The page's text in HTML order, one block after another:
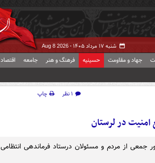
شنبه ۱۷ مرداد ۱۴۰۵ - Aug 8 2026
جهاد و مقاومت حسینیه فرهنگ و هنر جامعه اقتصاد
۱ نظر
چاپ
در لرستان
امنیت احمد کشوری نیا دوشنبه ۲۶ دی ۱۴۰۱ با حضور جمعی از مردم و مسئولان درستاد فرماندهی انتظامی